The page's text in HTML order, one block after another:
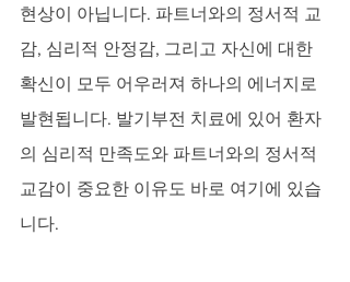
현상이 아닙니다. 파트너와의 정서적 교
감, 심리적 안정감, 그리고 자신에 대한
확신이 모두 어우러져 하나의 에너지로
발현됩니다. 발기부전 치료에 있어 환자
의 심리적 만족도와 파트너와의 정서적
교감이 중요한 이유도 바로 여기에 있습
니다.